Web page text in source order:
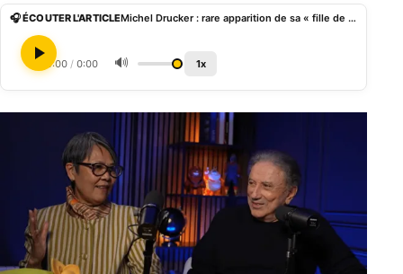
🎧 ÉCOUTER L'ARTICLE Michel Drucker : rare apparition de sa « fille de cœur », Yleng Kem
0:00 / 0:00 🔊 1x